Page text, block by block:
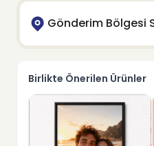
Gönderim Bölgesi
Birlikte Önerilen Ürünler